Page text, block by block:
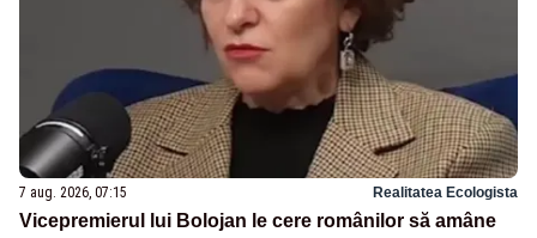
7 aug. 2026, 07:15 Realitatea Ecologista
Vicepremierul lui Bolojan le cere românilor să amâne